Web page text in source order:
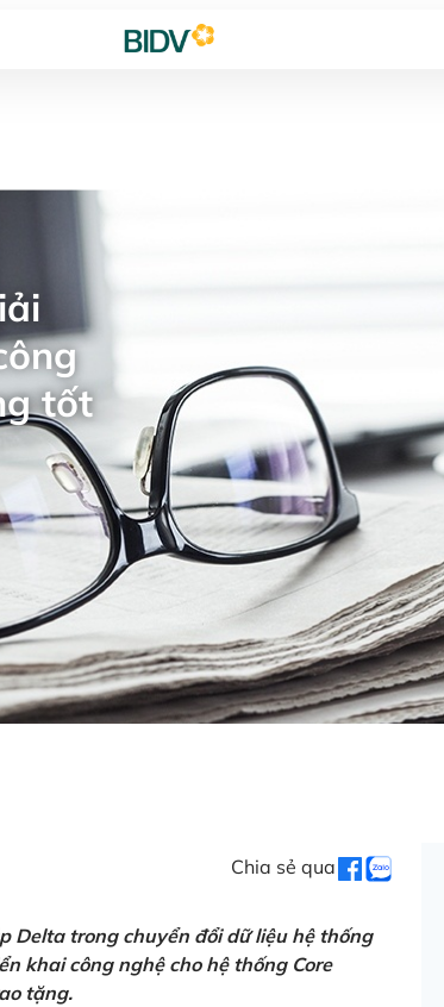
tốt
Chia sẻ qua
Delta trong chuyển đổi dữ liệu hệ thống
khai công nghệ cho hệ thống Core
tặng.